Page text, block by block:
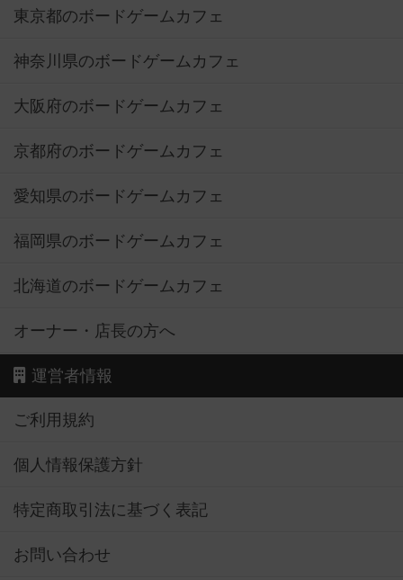
東京都のボードゲームカフェ
神奈川県のボードゲームカフェ
大阪府のボードゲームカフェ
京都府のボードゲームカフェ
愛知県のボードゲームカフェ
福岡県のボードゲームカフェ
北海道のボードゲームカフェ
オーナー・店長の方へ
運営者情報
ご利用規約
個人情報保護方針
特定商取引法に基づく表記
お問い合わせ